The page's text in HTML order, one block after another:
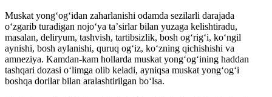
Muskat yongʻogʻidan zaharlanishi odamda sezilarli darajada
oʻzgarib turadigan nojoʻya taʼsirlar bilan yuzaga kelishtiradu,
masalan, deliryum, tashvish, tartibsizlik, bosh ogʻrigʻi, koʻngil
aynishi, bosh aylanishi, quruq ogʻiz, koʻzning qichishishi va
amneziya. Kamdan-kam hollarda muskat yongʻogʻining haddan
tashqari dozasi oʻlimga olib keladi, ayniqsa muskat yongʻogʻi
boshqa dorilar bilan aralashtirilgan boʻlsa.